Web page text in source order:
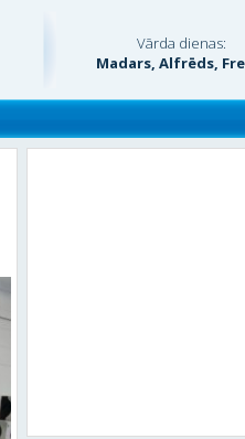
Vārda dienas:
Madars, Alfrēds,